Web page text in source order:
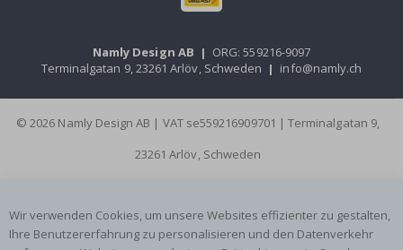
Namly Design AB | ORG: 559216-9097
Terminalgatan 9, 23261 Arlöv, Schweden | info@namly.ch
© 2026 Namly Design AB | VAT se559216909701 | Terminalgatan 9,
23261 Arlöv, Schweden
Wir verwenden Cookies, um unsere Websites effizienter zu gestalten,
Ihre Benutzererfahrung zu personalisieren und den Datenverkehr